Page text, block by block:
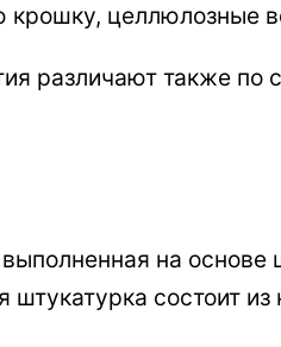
целлюлозные
различают также по
на основе
штукатурка состоит